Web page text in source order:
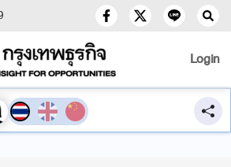
Login
สียงอ่าน